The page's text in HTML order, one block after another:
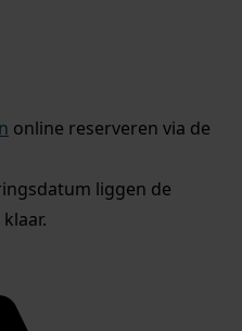
online reserveren via de
liggen de